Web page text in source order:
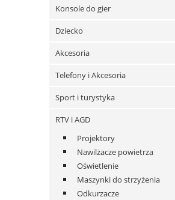
Konsole do gier
Dziecko
Akcesoria
Telefony i Akcesoria
Sport i turystyka
RTV i AGD
Projektory
Nawilżacze powietrza
Oświetlenie
Maszynki do strzyżenia
Odkurzacze